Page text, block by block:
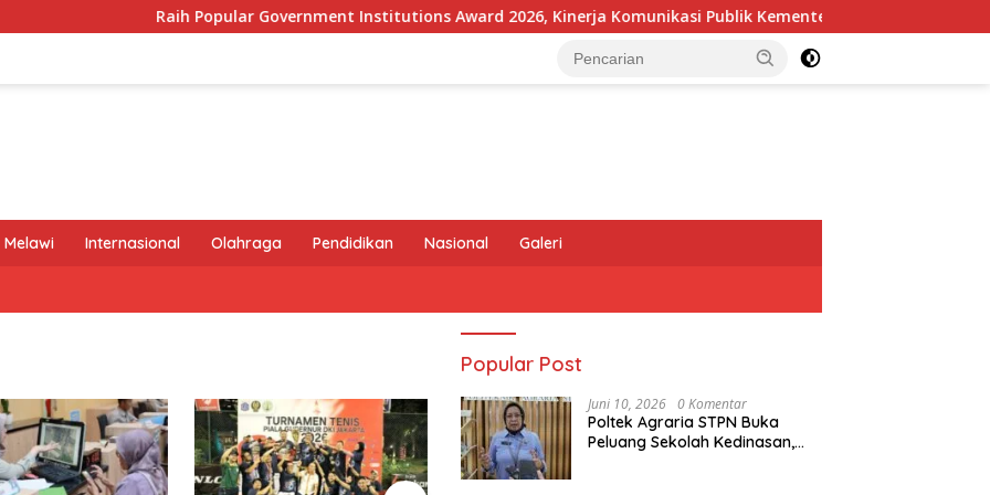
Raih Popular Government Institutions Award 2026, Kinerja Komunikasi Publik Kementerian ATR/BPN Kembali Diakui
Melawi Internasional Olahraga Pendidikan Nasional Galeri
Popular Post
Juni 10, 2026 0 Komentar
Poltek Agraria STPN Buka
Peluang Sekolah Kedinasan,